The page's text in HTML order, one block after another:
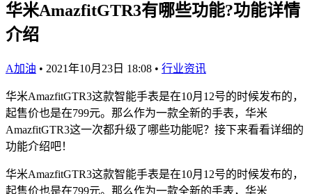
华米AmazfitGTR3有哪些功能?功能详情
介绍
A加油 • 2021年10月23日 18:08 • 行业资讯
华米AmazfitGTR3这款智能手表是在10月12号的时候发布的，
起售价也是在799元。那么作为一款全新的手表，华米
AmazfitGTR3这一次都升级了哪些功能呢？接下来看看详细的
功能介绍吧！
华米AmazfitGTR3这款智能手表是在10月12号的时候发布的，
起售价也是在799元。那么作为一款全新的手表，华米